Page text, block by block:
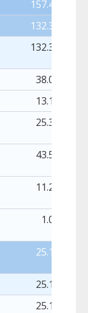
157.443,00
132.311,00
132.311,00
38.006,00
13.101,00
25.399,00
43.538,00
11.231,00
1.036,00
25.132,00
25.132,00
25.132,00